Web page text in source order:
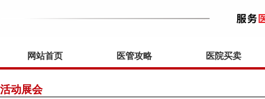
网站首页 医管攻略 医院买卖
活动展会